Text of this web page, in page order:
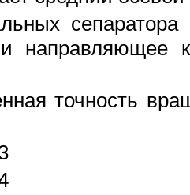
сепаратора
направляющее
точность